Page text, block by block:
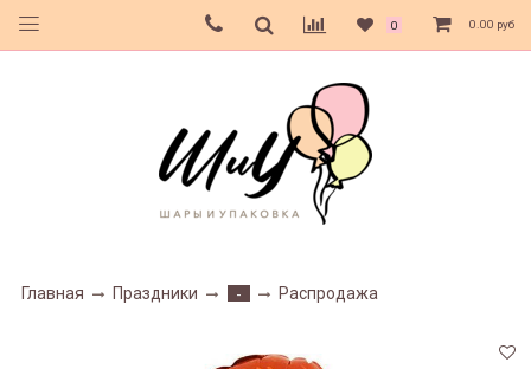
0 0.00 руб
Главная Праздники - Распродажа